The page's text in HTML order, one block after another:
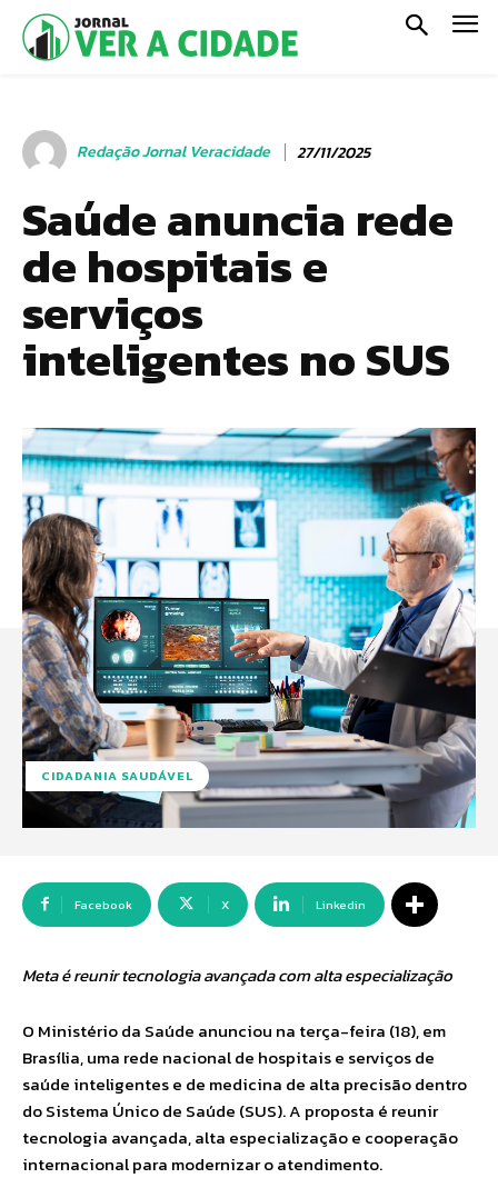
Redação Jornal Veracidade 27/11/2025
Saúde anuncia rede
de hospitais e
serviços
inteligentes no SUS
CIDADANIA SAUDÁVEL
Facebook X Linkedin
Meta é reunir tecnologia avançada com alta especialização
O Ministério da Saúde anunciou na terça-feira (18), em
Brasília, uma rede nacional de hospitais e serviços de
saúde inteligentes e de medicina de alta precisão dentro
do Sistema Único de Saúde (SUS). A proposta é reunir
tecnologia avançada, alta especialização e cooperação
internacional para modernizar o atendimento.